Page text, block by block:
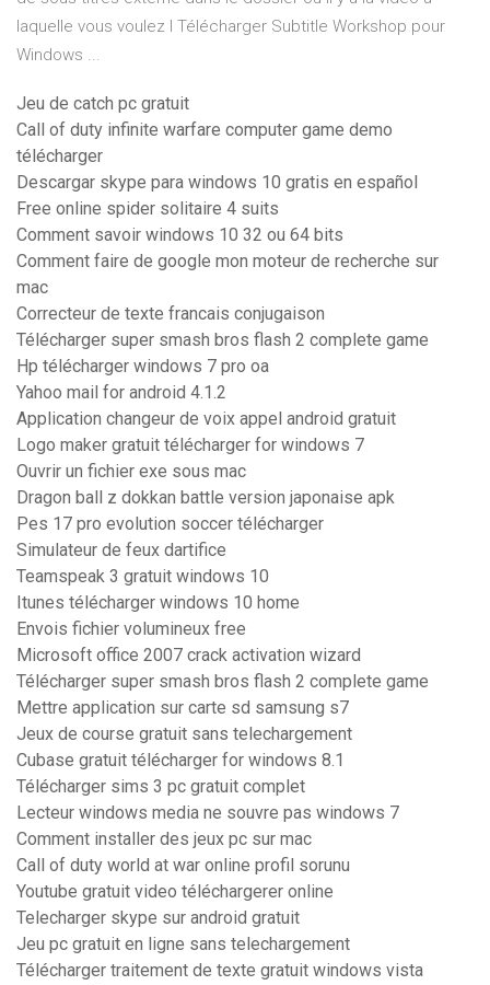
laquelle vous voulez l Télécharger Subtitle Workshop pour
Windows ...
Jeu de catch pc gratuit
Call of duty infinite warfare computer game demo
télécharger
Descargar skype para windows 10 gratis en español
Free online spider solitaire 4 suits
Comment savoir windows 10 32 ou 64 bits
Comment faire de google mon moteur de recherche sur
mac
Correcteur de texte francais conjugaison
Télécharger super smash bros flash 2 complete game
Hp télécharger windows 7 pro oa
Yahoo mail for android 4.1.2
Application changeur de voix appel android gratuit
Logo maker gratuit télécharger for windows 7
Ouvrir un fichier exe sous mac
Dragon ball z dokkan battle version japonaise apk
Pes 17 pro evolution soccer télécharger
Simulateur de feux dartifice
Teamspeak 3 gratuit windows 10
Itunes télécharger windows 10 home
Envois fichier volumineux free
Microsoft office 2007 crack activation wizard
Télécharger super smash bros flash 2 complete game
Mettre application sur carte sd samsung s7
Jeux de course gratuit sans telechargement
Cubase gratuit télécharger for windows 8.1
Télécharger sims 3 pc gratuit complet
Lecteur windows media ne souvre pas windows 7
Comment installer des jeux pc sur mac
Call of duty world at war online profil sorunu
Youtube gratuit video téléchargerer online
Telecharger skype sur android gratuit
Jeu pc gratuit en ligne sans telechargement
Télécharger traitement de texte gratuit windows vista